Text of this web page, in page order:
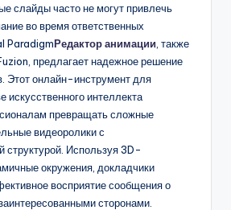
слайды часто не могут привлечь
во время ответственных
ParadigmРедактор анимации , также
предлагает надежное решение
Этот онлайн-инструмент для
искусственного интеллекта
превращать сложные
видеоролики с
структурой. Используя 3D-
окружения, докладчики
восприятие сообщения о
сторонами.